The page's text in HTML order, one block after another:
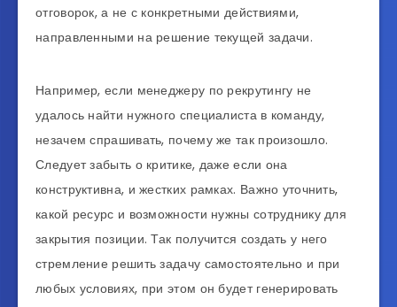
отговорок, а не с конкретными действиями,
направленными на решение текущей задачи.
Например, если менеджеру по рекрутингу не
удалось найти нужного специалиста в команду,
незачем спрашивать, почему же так произошло.
Следует забыть о критике, даже если она
конструктивна, и жестких рамках. Важно уточнить,
какой ресурс и возможности нужны сотруднику для
закрытия позиции. Так получится создать у него
стремление решить задачу самостоятельно и при
любых условиях, при этом он будет генерировать